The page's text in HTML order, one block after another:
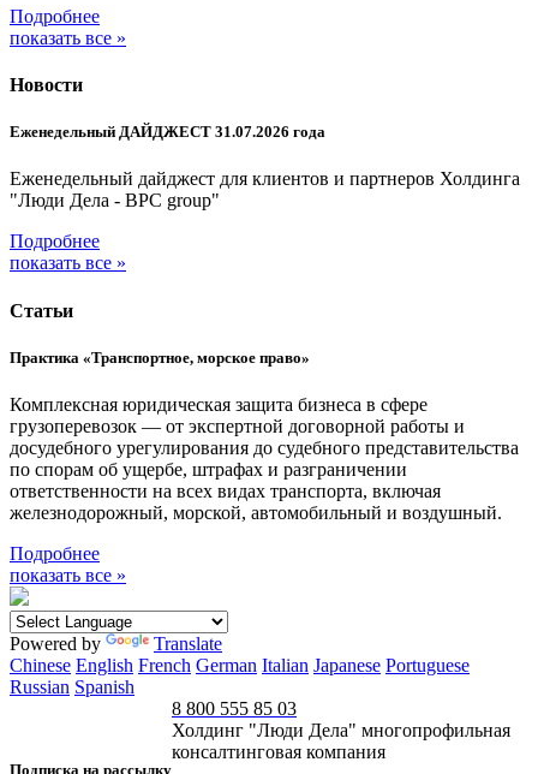
Подробнее
показать все »
Новости
Еженедельный ДАЙДЖЕСТ 31.07.2026 года
Еженедельный дайджест для клиентов и партнеров Холдинга
"Люди Дела - BPC group"
Подробнее
показать все »
Статьи
Практика «Транспортное, морское право»
Комплексная юридическая защита бизнеса в сфере
грузоперевозок — от экспертной договорной работы и
досудебного урегулирования до судебного представительства
по спорам об ущербе, штрафах и разграничении
ответственности на всех видах транспорта, включая
железнодорожный, морской, автомобильный и воздушный.
Подробнее
показать все »
Powered by
Translate
Chinese English French German Italian Japanese Portuguese
Russian Spanish
Подписка на рассылку
8 800 555 85 03
Холдинг "Люди Дела" многопрофильная
консалтинговая компания